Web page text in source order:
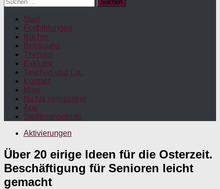
nach:
Start
Fortbildungen
Bücher
Betreuung
Themen
Exklusiv
Taschen und Co.
Kontakt
Maw
Nichts verpassen!
App
Stellenangebote
Aktivierungen
Über 20 eirige Ideen für die Osterzeit.
Beschäftigung für Senioren leicht
gemacht